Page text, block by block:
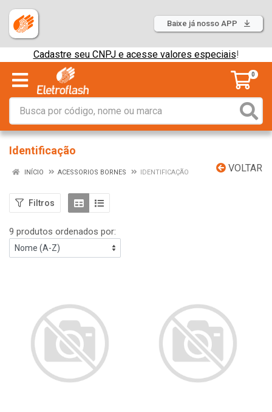
Baixe já nosso APP
Cadastre seu CNPJ e acesse valores especiais!
0
Identificação
VOLTAR
INÍCIO ACESSORIOS BORNES IDENTIFICAÇÃO
Filtros
9 produtos ordenados por: